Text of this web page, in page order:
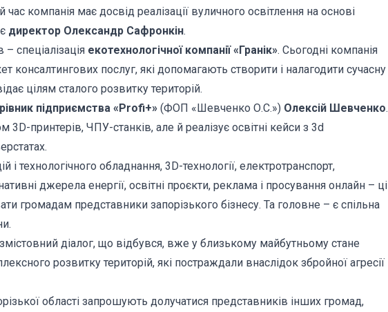
компанія має досвід реалізації вуличного освітлення на основі
директор Олександр Сафронкін.
– спеціалізація екотехнологічної компанії «Гранік». Сьогодні компанія
консалтингових послуг, які допомагають створити і налагодити сучасну
цілям сталого розвитку територій.
підприємства «Profi+» (ФОП «Шевченко О.С.») Олексій Шевченко.
принтерів, ЧПУ-станків, але й реалізує освітні кейси з 3d
технологічного обладнання, 3D-технології, електротранспорт,
джерела енергії, освітні проєкти, реклама і просування онлайн – ці
громадам представники запорізького бізнесу. Та головне – є спільна
діалог, що відбувся, вже у близькому майбутньому стане
розвитку територій, які постраждали внаслідок збройної агресії
області запрошують долучатися представників інших громад,